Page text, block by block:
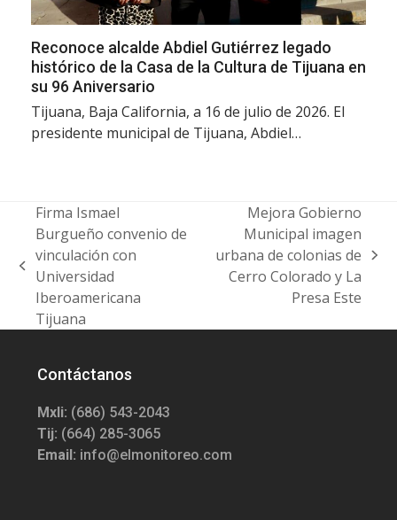
Reconoce alcalde Abdiel Gutiérrez legado
histórico de la Casa de la Cultura de Tijuana en
su 96 Aniversario
Tijuana, Baja California, a 16 de julio de 2026. El
presidente municipal de Tijuana, Abdiel…
previous
post:
Firma Ismael
Burgueño convenio de
vinculación con
Universidad
Iberoamericana
Tijuana
next
post:
Mejora Gobierno
Municipal imagen
urbana de colonias de
Cerro Colorado y La
Presa Este
Contáctanos
Mxli: (686) 543-2043
Tij: (664) 285-3065
Email: info@elmonitoreo.com